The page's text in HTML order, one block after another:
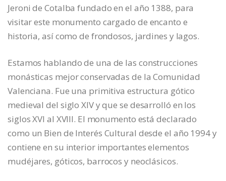
Jeroni de Cotalba fundado en el año 1388, para
visitar este monumento cargado de encanto e
historia, así como de frondosos, jardines y lagos.
Estamos hablando de una de las construcciones
monásticas mejor conservadas de la Comunidad
Valenciana. Fue una primitiva estructura gótico
medieval del siglo XIV y que se desarrolló en los
siglos XVI al XVIII. El monumento está declarado
como un Bien de Interés Cultural desde el año 1994 y
contiene en su interior importantes elementos
mudéjares, góticos, barrocos y neoclásicos.